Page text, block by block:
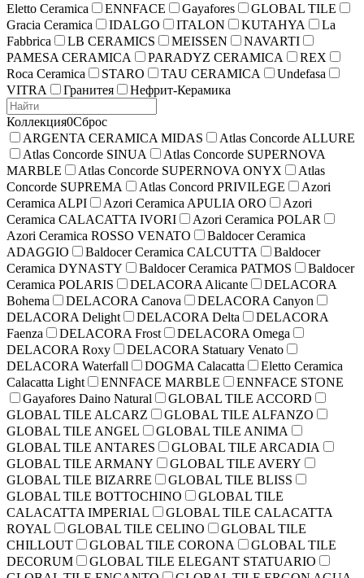
Eletto Ceramica
ENNFACE Gayafores
GLOBAL TILE
Gracia Ceramica
IDALGO ITALON KUTAHYA
La
Fabbrica
LB CERAMICS MEISSEN
NAVARTI
PAMESA CERAMICA
PARADYZ CERAMICA
REX
Roca Ceramica
STARO TAU CERAMICA
Undefasa
VITRA
Гранитея Нефрит-Керамика
Коллекция0Сброс
ARGENTA CERAMICA MIDAS
Atlas Concorde ALLURE
Atlas Concorde SINUA
Atlas Concorde SUPERNOVA
MARBLE
Atlas Concorde SUPERNOVA ONYX
Atlas
Concorde SUPREMA
Atlas Concord PRIVILEGE
Azori
Ceramica ALPI
Azori Ceramica APULIA ORO
Azori
Ceramica CALACATTA IVORI
Azori Ceramica POLAR
Azori Ceramica ROSSO VENATO
Baldocer Ceramica
ADAGGIO
Baldocer Ceramica CALCUTTA
Baldocer
Ceramica DYNASTY
Baldocer Ceramica PATMOS
Baldocer
Ceramica POLARIS
DELACORA Alicante
DELACORA
Bohema
DELACORA Canova
DELACORA Canyon
DELACORA Delight
DELACORA Delta
DELACORA
Faenza
DELACORA Frost
DELACORA Omega
DELACORA Roxy
DELACORA Statuary Venato
DELACORA Waterfall
DOGMA Calacatta
Eletto Ceramica
Calacatta Light
ENNFACE MARBLE
ENNFACE STONE
Gayafores Daino Natural
GLOBAL TILE ACCORD
GLOBAL TILE ALCARZ
GLOBAL TILE ALFANZO
GLOBAL TILE ANGEL
GLOBAL TILE ANIMA
GLOBAL TILE ANTARES
GLOBAL TILE ARCADIA
GLOBAL TILE ARMANY
GLOBAL TILE AVERY
GLOBAL TILE BIZARRE
GLOBAL TILE BLISS
GLOBAL TILE BOTTOCHINO
GLOBAL TILE
CALACATTA IMPERIAL
GLOBAL TILE CALACATTA
ROYAL
GLOBAL TILE CELINO
GLOBAL TILE
CHILLOUT
GLOBAL TILE CORONA
GLOBAL TILE
DECORUM
GLOBAL TILE ELEGANT STATUARIO